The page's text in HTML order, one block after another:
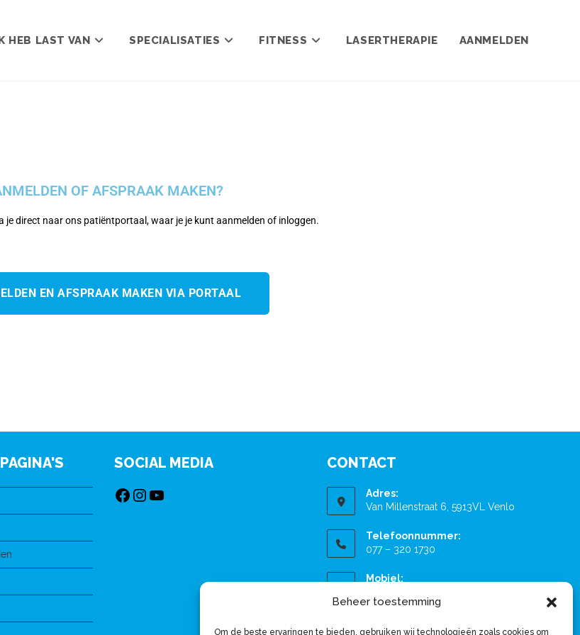
Beheer toestemming
Om de beste ervaringen te bieden, gebruiken wij technologieën zoals cookies om
HEB LAST VAN SPECIALISATIES FITNESS LASERTHERAPIE AANMELDEN
OF AFSPRAAK MAKEN?
je direct naar ons patiëntportaal, waar je je kunt aanmelden of inloggen.
EN AFSPRAAK MAKEN VIA PORTAAL
SOCIAL MEDIA CONTACT
Adres:
Van Millenstraat 6, 5913VL Venlo
Telefoonnummer:
077 – 320 1730
Mobiel: